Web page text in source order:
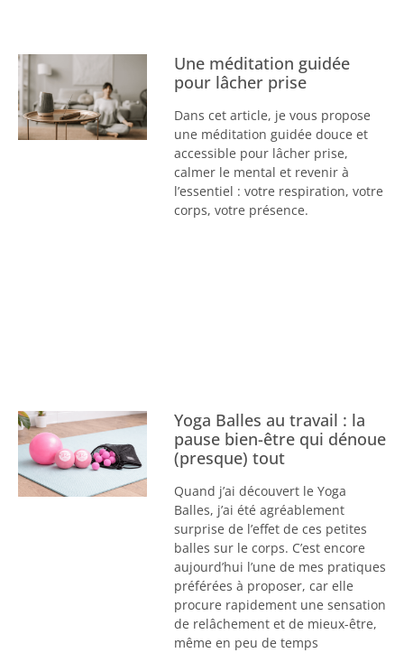
Une méditation guidée
pour lâcher prise
Dans cet article, je vous propose
une méditation guidée douce et
accessible pour lâcher prise,
calmer le mental et revenir à
l’essentiel : votre respiration, votre
corps, votre présence.
Yoga Balles au travail : la
pause bien-être qui dénoue
(presque) tout
Quand j’ai découvert le Yoga
Balles, j’ai été agréablement
surprise de l’effet de ces petites
balles sur le corps. C’est encore
aujourd’hui l’une de mes pratiques
préférées à proposer, car elle
procure rapidement une sensation
de relâchement et de mieux-être,
même en peu de temps